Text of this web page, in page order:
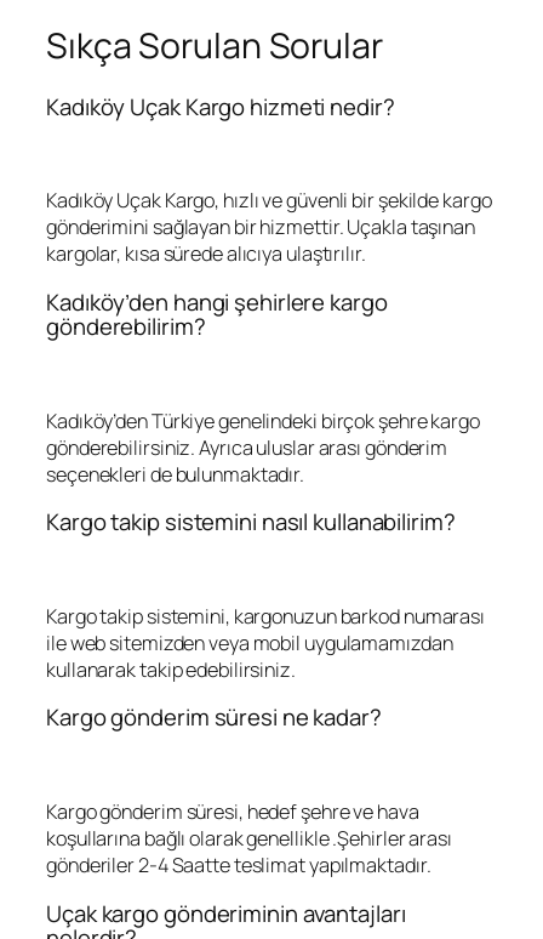
Sıkça Sorulan Sorular
Kadıköy Uçak Kargo hizmeti nedir?
Kadıköy Uçak Kargo, hızlı ve güvenli bir şekilde kargo
gönderimini sağlayan bir hizmettir. Uçakla taşınan
kargolar, kısa sürede alıcıya ulaştırılır.
Kadıköy’den hangi şehirlere kargo
gönderebilirim?
Kadıköy’den Türkiye genelindeki birçok şehre kargo
gönderebilirsiniz. Ayrıca uluslar arası gönderim
seçenekleri de bulunmaktadır.
Kargo takip sistemini nasıl kullanabilirim?
Kargo takip sistemini, kargonuzun barkod numarası
ile web sitemizden veya mobil uygulamamızdan
kullanarak takip edebilirsiniz.
Kargo gönderim süresi ne kadar?
Kargo gönderim süresi, hedef şehre ve hava
koşullarına bağlı olarak genellikle .Şehirler arası
gönderiler 2-4 Saatte teslimat yapılmaktadır.
Uçak kargo gönderiminin avantajları